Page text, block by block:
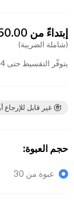
إبتداءً من
(شاملة الضريبة)
يتوفّر التقسيط حتى 4 دفعات بدون فوائد
غير قابل للإرجاع
حجم العبوة:
عبوة من 30